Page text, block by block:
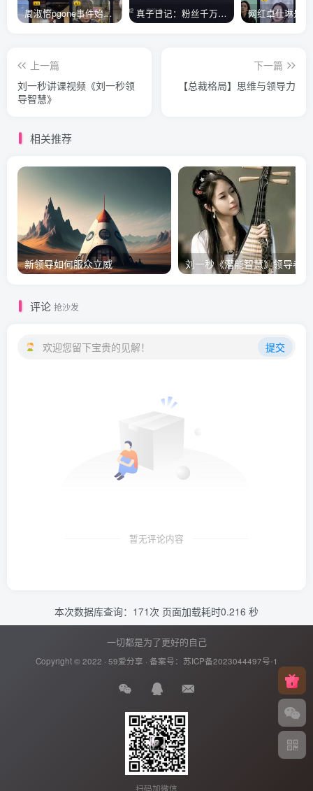
周淑怡pgone事件始末，周淑怡现状 真子日记：粉丝千万的真子日记是最懂反转的网红吗？
上一篇
刘一秒讲课视频《刘一秒领
导智慧》
下一篇
【总裁格局】思维与领导力
相关推荐
新领导如何服众立威
评论 抢沙发
欢迎您留下宝贵的见解！ 提交
暂无评论内容
本次数据库查询：171次 页面加载耗时0.216 秒
一切都是为了更好的自己
Copyright © 2022 · 59爱分享 · 备案号： 苏ICP备2023044497号-1
扫码加微信